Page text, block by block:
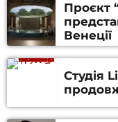
Проєкт
Венеції
Студія